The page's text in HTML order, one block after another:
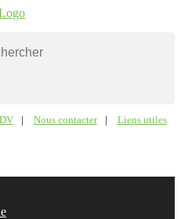
| Nous contacter | Liens utiles